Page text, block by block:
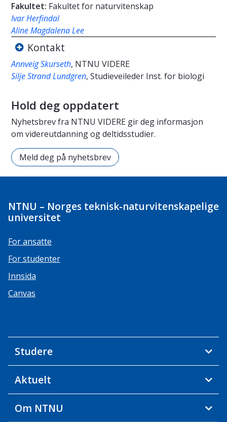
Fakultet: Fakultet for naturvitenskap
Ivar Herfindal
Aline Magdalena Lee
Kontakt
Annveig Skurseth, NTNU VIDERE
Silje Strand Lundgren, Studieveileder Inst. for biologi
Hold deg oppdatert
Nyhetsbrev fra NTNU VIDERE gir deg informasjon
om videreutdanning og deltidsstudier.
Meld deg på nyhetsbrev
NTNU – Norges teknisk-naturvitenskapelige
universitet
For ansatte
For studenter
Innsida
Canvas
Studere
Aktuelt
Om NTNU